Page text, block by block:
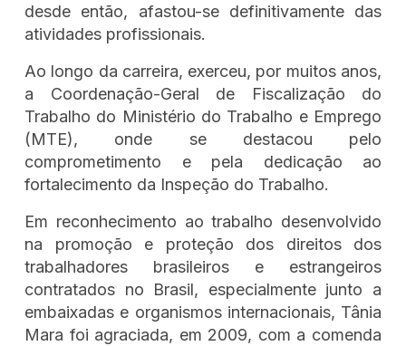
desde então, afastou-se definitivamente das
atividades profissionais.
Ao longo da carreira, exerceu, por muitos anos,
a Coordenação-Geral de Fiscalização do
Trabalho do Ministério do Trabalho e Emprego
(MTE), onde se destacou pelo
comprometimento e pela dedicação ao
fortalecimento da Inspeção do Trabalho.
Em reconhecimento ao trabalho desenvolvido
na promoção e proteção dos direitos dos
trabalhadores brasileiros e estrangeiros
contratados no Brasil, especialmente junto a
embaixadas e organismos internacionais, Tânia
Mara foi agraciada, em 2009, com a comenda